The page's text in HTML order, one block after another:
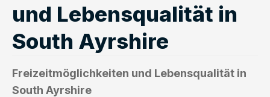
und Lebensqualität in
South Ayrshire
Freizeitmöglichkeiten und Lebensqualität in
South Ayrshire